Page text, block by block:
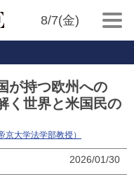
8/7(金)
が持つ欧州への
く世界と米国民の
京大学法学部教授）
2026/01/30